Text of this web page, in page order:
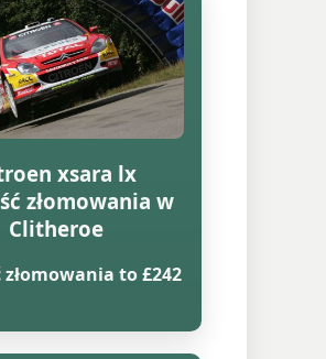
xsara lx
złomowania w
Clitheroe
to £242